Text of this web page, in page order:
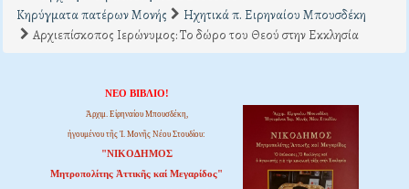
Κηρύγματα πατέρων Μονής
Ηχητικά π. Ειρηναίου Μπουσδέκη
Αρχιεπίσκοπος Ιερώνυμος: Το δώρο του Θεού στην Εκκλησία
ΝΕΟ ΒΙΒΛΙΟ!
Ἀρχιμ. Εἰρηναίου Μπουσδέκη,
ἡγουμένου τῆς Ἱ. Μονῆς Νέου Στουδίου:
"ΝΙΚΟΔΗΜΟΣ
Μητροπολίτης Ἀττικῆς καί Μεγαρίδος"